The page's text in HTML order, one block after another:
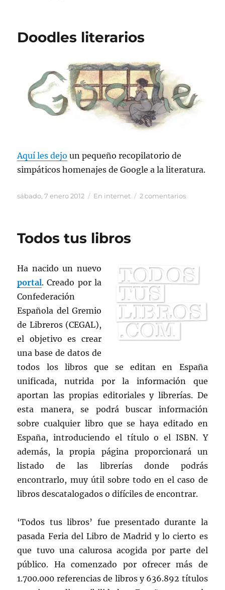
Doodles literarios
Aquí les dejo un pequeño recopilatorio de
simpáticos homenajes de Google a la literatura.
Publicado
sábado, 7 enero 2012 Categorías
En internet 2 comentariosen
Todos tus libros
Ha nacido un nuevo
portal. Creado por la
Confederación
Española del Gremio
de Libreros (CEGAL),
el objetivo es crear
una base de datos de
todos los libros que se editan en España
unificada, nutrida por la información que
aportan las propias editoriales y librerías. De
esta manera, se podrá buscar información
sobre cualquier libro que se haya editado en
España, introduciendo el título o el ISBN. Y
además, la propia página proporcionará un
listado de las librerías donde podrás
encontrarlo, muy útil sobre todo en el caso de
libros descatalogados o difíciles de encontrar.
‘Todos tus libros’ fue presentado durante la
pasada Feria del Libro de Madrid y lo cierto es
que tuvo una calurosa acogida por parte del
público. Ha comenzado por ofrecer más de
1.700.000 referencias de libros y 636.892 títulos